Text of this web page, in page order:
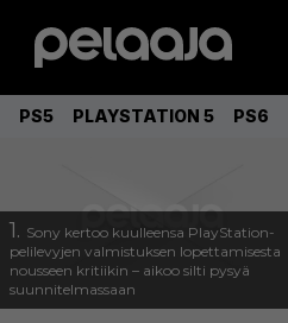
PS5 PLAYSTATION 5 PS6
1. Sony kertoo kuulleensa PlayStation-
pelilevyjen valmistuksen lopettamisesta
nousseen kritiikin – aikoo silti pysyä
suunnitelmassaan